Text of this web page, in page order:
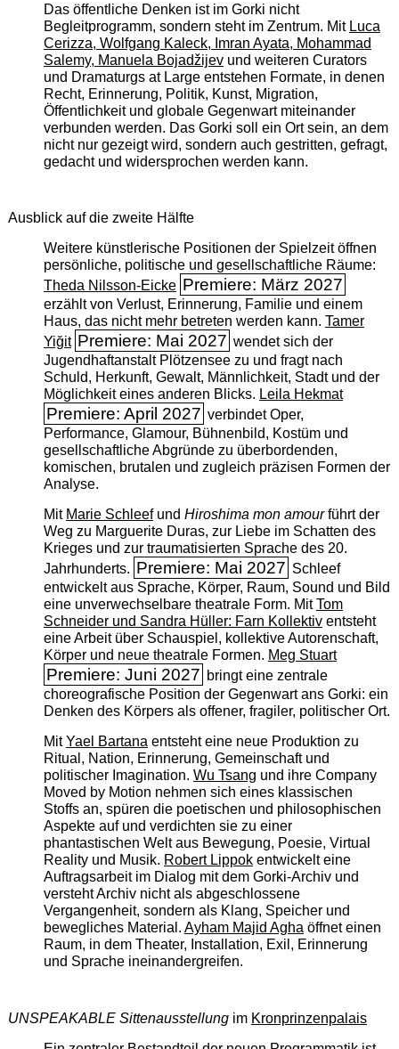
Das öffentliche Denken ist im Gorki nicht
Begleitprogramm, sondern steht im Zentrum. Mit Luca
Cerizza, Wolfgang Kaleck, Imran Ayata, Mohammad
Salemy, Manuela Bojadžijevund weiteren Curators
und Dramaturgs at Large entstehen Formate, in denen
Recht, Erinnerung, Politik, Kunst, Migration,
Öffentlichkeit und globale Gegenwart miteinander
verbunden werden. Das Gorki soll ein Ort sein, an dem
nicht nur gezeigt wird, sondern auch gestritten, gefragt,
gedacht und widersprochen werden kann.
Ausblick auf die zweite Hälfte
Weitere künstlerische Positionen der Spielzeit öffnen
persönliche, politische und gesellschaftliche Räume:
Theda Nilsson-Eicke Premiere: März 2027
erzählt von Verlust, Erinnerung, Familie und einem
Haus, das nicht mehr betreten werden kann. Tamer
Yiğit Premiere: Mai 2027 wendet sich der
Jugendhaftanstalt Plötzensee zu und fragt nach
Schuld, Herkunft, Gewalt, Männlichkeit, Stadt und der
Möglichkeit eines anderen Blicks. Leila Hekmat
Premiere: April 2027 verbindet Oper,
Performance, Glamour, Bühnenbild, Kostüm und
gesellschaftliche Abgründe zu überbordenden,
komischen, brutalen und zugleich präzisen Formen der
Analyse.
Mit Marie Schleefund Hiroshima mon amourführt der
Weg zu Marguerite Duras, zur Liebe im Schatten des
Krieges und zur traumatisierten Sprache des 20.
Jahrhunderts. Premiere: Mai 2027 Schleef
entwickelt aus Sprache, Körper, Raum, Sound und Bild
eine unverwechselbare theatrale Form. MitTom
Schneider und Sandra Hüller: Farn Kollektiventsteht
eine Arbeit über Schauspiel, kollektive Autorenschaft,
Körper und neue theatrale Formen. Meg Stuart
Premiere: Juni 2027 bringt eine zentrale
choreografische Position der Gegenwart ans Gorki: ein
Denken des Körpers als offener, fragiler, politischer Ort.
MitYael Bartanaentsteht eine neue Produktion zu
Ritual, Nation, Erinnerung, Gemeinschaft und
politischer Imagination. Wu Tsang und ihre Company
Moved by Motion nehmen sich eines klassischen
Stoffs an, spüren die poetischen und philosophischen
Aspekte auf und verdichten sie zu einer
phantastischen Welt aus Bewegung, Poesie, Virtual
Reality und Musik. Robert Lippokentwickelt eine
Auftragsarbeit im Dialog mit dem Gorki-Archiv und
versteht Archiv nicht als abgeschlossene
Vergangenheit, sondern als Klang, Speicher und
bewegliches Material. Ayham Majid Aghaöffnet einen
Raum, in dem Theater, Installation, Exil, Erinnerung
und Sprache ineinandergreifen.
UNSPEAKABLE Sittenausstellungim Kronprinzenpalais